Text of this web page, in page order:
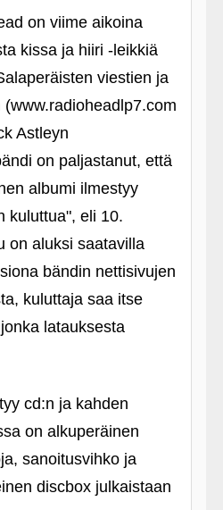
on viime aikoina
kissa ja hiiri ‑leikkiä
viestien ja
Astleyn
on paljastanut, että
albumi ilmestyy
kuluttua", eli 10.
on aluksi saatavilla
bändin nettisivujen
kuluttaja saa itse
latauksesta
cd:n ja kahden
on alkuperäinen
sanoitusvihko ja
discbox julkaistaan